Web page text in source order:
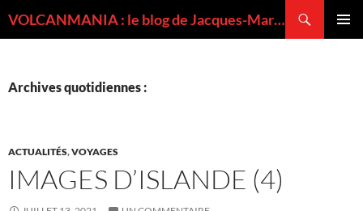
VOLCANMANIA : le blog de Jacques-Marie BARDINTZEFF, volcanologue
Archives quotidiennes :
ACTUALITÉS,VOYAGES
IMAGES D’ISLANDE (4)